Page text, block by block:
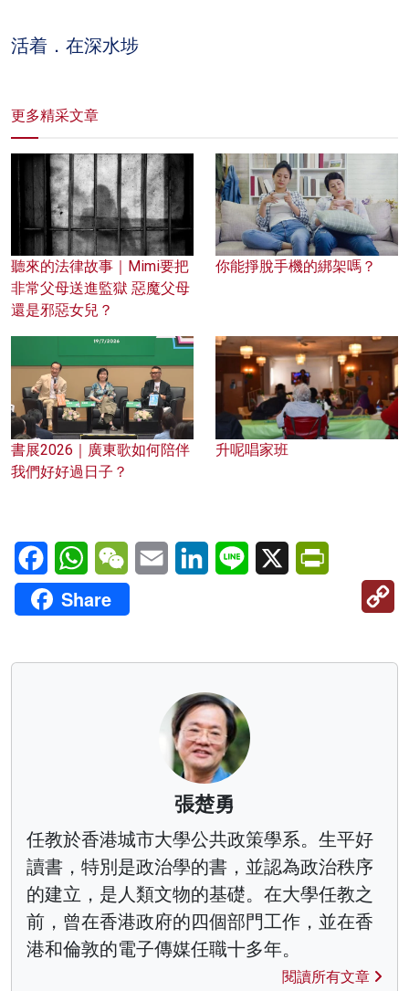
活着．在深水埗
更多精采文章
聽來的法律故事｜Mimi要把
非常父母送進監獄 惡魔父母
還是邪惡女兒？
你能掙脫手機的綁架嗎？
書展2026｜廣東歌如何陪伴
我們好好過日子？
升呢唱家班
FacebookWhatsAppWeChatEmail LinkedInLine X
Share
張楚勇
任教於香港城市大學公共政策學系。生平好
讀書，特別是政治學的書，並認為政治秩序
的建立，是人類文物的基礎。在大學任教之
前，曾在香港政府的四個部門工作，並在香
港和倫敦的電子傳媒任職十多年。
閱讀所有文章